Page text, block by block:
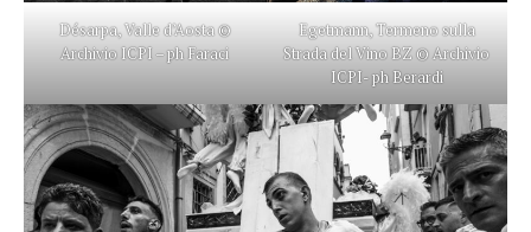
Désarpa, Valle d’Aosta ©
Archivio ICPI – ph Faraci
Egetmann, Termeno sulla
Strada del Vino BZ © Archivio
ICPI- ph Berardi